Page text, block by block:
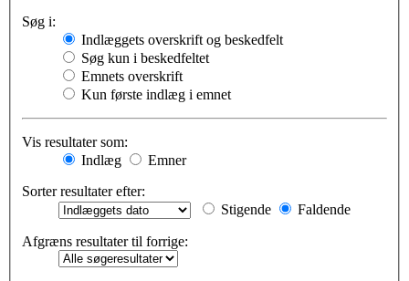
Søg i:
Indlæggets overskrift og beskedfelt
Søg kun i beskedfeltet
Emnets overskrift
Kun første indlæg i emnet
Vis resultater som:
Indlæg
Emner
Sorter resultater efter:
Stigende
Faldende
Afgræns resultater til forrige: